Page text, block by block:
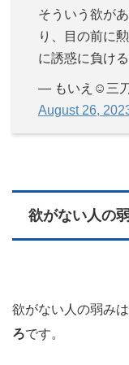
そういう欲が
り、目の前に
に誘惑に負ける
— もいえ☺︎三刀
August 26,
欲がない人の
欲がない人の弱みは
ろです。